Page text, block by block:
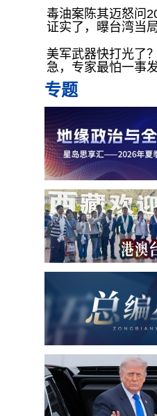
毒油案陈其迈怒问
证实了，曝台湾当
美军武器快打光了
急，专家最怕一事
专题